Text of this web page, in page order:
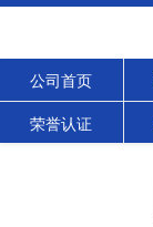
公司首页
荣誉认证